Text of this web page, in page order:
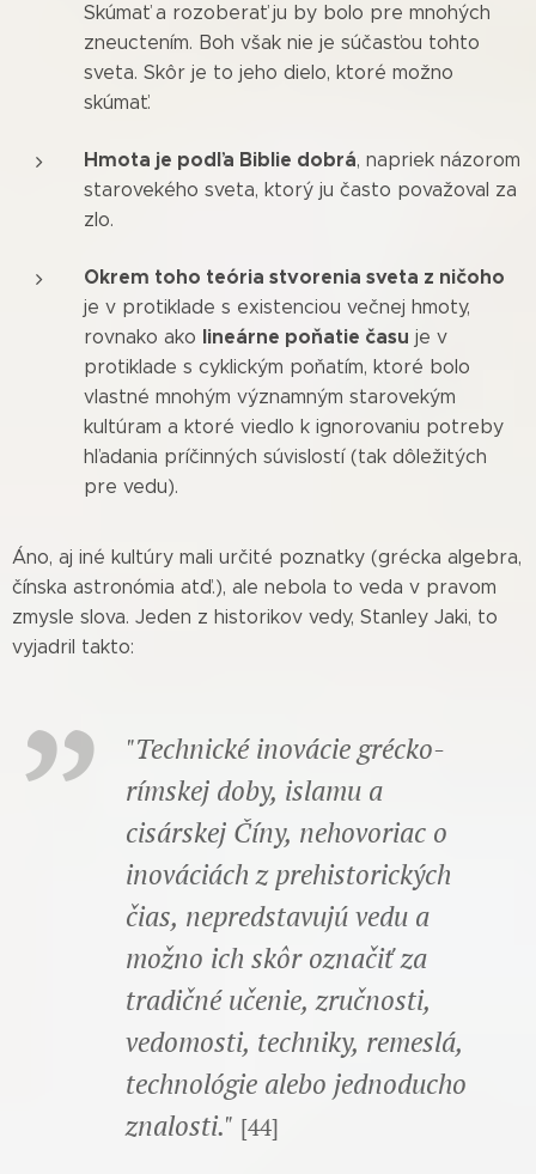
Skúmať a rozoberať ju by bolo pre mnohých
zneuctením. Boh však nie je súčasťou tohto
sveta. Skôr je to jeho dielo, ktoré možno
skúmať.
Hmota je podľa Biblie dobrá, napriek názorom
starovekého sveta, ktorý ju často považoval za
zlo.
Okrem toho teória stvorenia sveta z ničoho
je v protiklade s existenciou večnej hmoty,
rovnako ako lineárne poňatie času je v
protiklade s cyklickým poňatím, ktoré bolo
vlastné mnohým významným starovekým
kultúram a ktoré viedlo k ignorovaniu potreby
hľadania príčinných súvislostí (tak dôležitých
pre vedu).
Áno, aj iné kultúry mali určité poznatky (grécka algebra,
čínska astronómia atď.), ale nebola to veda v pravom
zmysle slova. Jeden z historikov vedy, Stanley Jaki, to
vyjadril takto:
"Technické inovácie grécko-
rímskej doby, islamu a
cisárskej Číny, nehovoriac o
inováciách z prehistorických
čias, nepredstavujú vedu a
možno ich skôr označiť za
tradičné učenie, zručnosti,
vedomosti, techniky, remeslá,
technológie alebo jednoducho
znalosti." [44]